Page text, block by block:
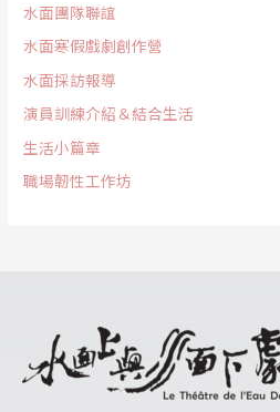
水面團隊聯誼
水面寒假戲劇創作營
水面採訪報導
演員訓練介紹＆結合生活
生活小篇章
職場韌性工作坊